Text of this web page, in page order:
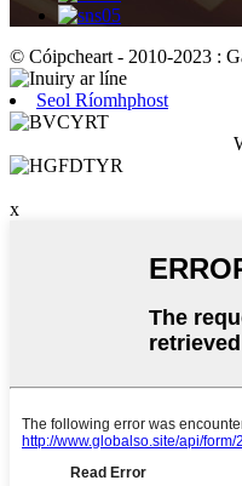
© Cóipcheart - 2010-2023 :
Seol Ríomhphost
x